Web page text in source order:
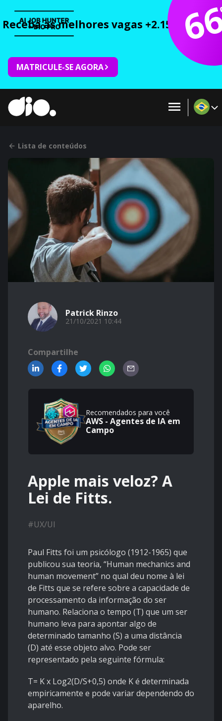
Receba as melhores vagas +2.150 cursos
MATRICULE-SE AGORA
Lista de conteúdos
Patrick Rinzo
21/10/2021 10:44
Compartilhe
Recomendados para você
AWS - Agentes de IA em
Campo
Apple mais veloz? A
Lei de Fitts.
#UX/UI
Paul Fitts foi um psicólogo (1912-1965) que
publicou sua teoria, “Human mechanics and
human movement” no qual deu nome à lei
de Fitts que se refere sobre a capacidade de
processamento da informação do ser
humano. Relaciona o tempo (T) que um ser
humano leva para apontar algo de
determinado tamanho (S) a uma distância
(D) até esse objeto alvo. Pode ser
representado pela seguinte fórmula:
T= K x Log2(D/S+0,5) onde K é determinada
empiricamente e pode variar dependendo do
aparelho.